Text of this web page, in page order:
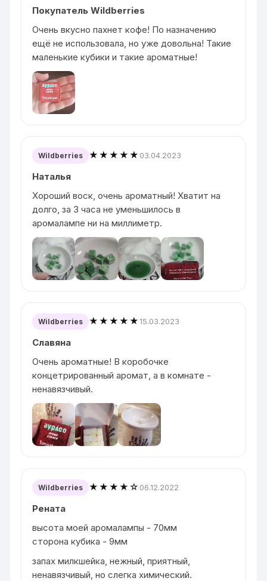
Покупатель Wildberries
Очень вкусно пахнет кофе! По назначению
ещё не использовала, но уже довольна! Такие
маленькие кубики и такие ароматные!
Wildberries ★★★★★ 03.04.2023
Наталья
Хороший воск, очень ароматный! Хватит на
долго, за 3 часа не уменьшилось в
аромалампе ни на миллиметр.
Wildberries ★★★★★15.03.2023
Славяна
Очень ароматные! В коробочке
концетрированный аромат, а в комнате -
ненавязчивый.
Wildberries ★★★★☆ 06.12.2022
Рената
высота моей аромалампы - 70мм
сторона кубика - 9мм
запах милкшейка, нежный, приятный,
ненавязчивый, но слегка химический.